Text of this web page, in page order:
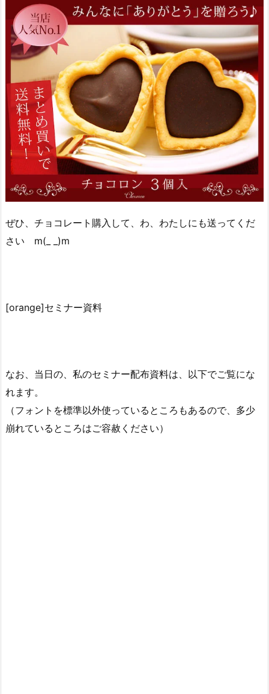
ぜひ、チョコレート購入して、わ、わたしにも送ってくだ
さい m(_ _)m
[orange]セミナー資料
なお、当日の、私のセミナー配布資料は、以下でご覧にな
れます。
（フォントを標準以外使っているところもあるので、多少
崩れているところはご容赦ください）